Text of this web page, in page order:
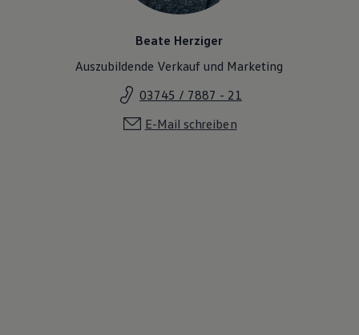
Beate Herziger
Auszubildende Verkauf und Marketing
03745 / 7887 - 21
E-Mail schreiben